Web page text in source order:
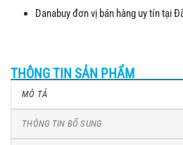
Danabuy đơn vị bán hàng uy tín tại
THÔNG TIN SẢN PHẨM
MÔ TẢ
THÔNG TIN BỔ SUNG